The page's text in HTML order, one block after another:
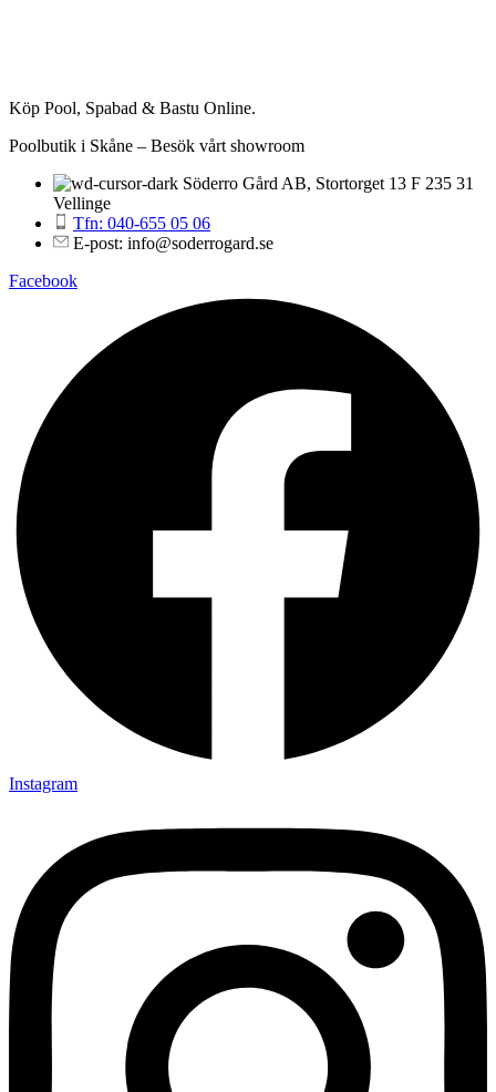
Köp Pool, Spabad & Bastu Online.
Poolbutik i Skåne – Besök vårt showroom
Söderro Gård AB, Stortorget 13 F 235 31
Vellinge
Tfn: 040-655 05 06
E-post: info@soderrogard.se
Facebook
Instagram